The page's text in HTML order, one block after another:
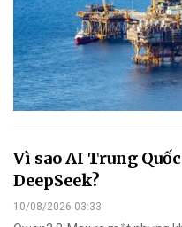
Vì sao AI Trung
DeepSeek?
10/08/2026 03:33